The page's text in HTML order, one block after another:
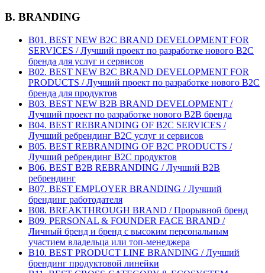
B. BRANDING
B01. BEST NEW B2C BRAND DEVELOPMENT FOR
SERVICES / Лучший проект по разработке нового B2C
бренда для услуг и сервисов
B02. BEST NEW B2C BRAND DEVELOPMENT FOR
PRODUCTS / Лучший проект по разработке нового B2C
бренда для продуктов
B03. BEST NEW B2B BRAND DEVELOPMENT /
Лучший проект по разработке нового B2B бренда
B04. BEST REBRANDING OF B2C SERVICES /
Лучший ребрендинг B2С услуг и сервисов
B05. BEST REBRANDING OF B2C PRODUCTS /
Лучший ребрендинг B2С продуктов
B06. BEST B2B REBRANDING / Лучший B2B
ребрендинг
B07. BEST EMPLOYER BRANDING / Лучший
брендинг работодателя
B08. BREAKTHROUGH BRAND / Прорывной бренд
B09. PERSONAL & FOUNDER FACE BRAND /
Личный бренд и бренд с высоким персональным
участием владельца или топ-менеджера
B10. BEST PRODUCT LINE BRANDING / Лучший
брендинг продуктовой линейки